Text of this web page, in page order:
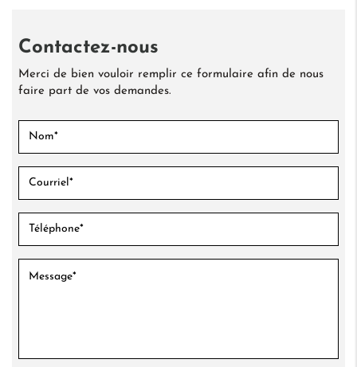
Contactez-nous
Merci de bien vouloir remplir ce formulaire afin de nous
faire part de vos demandes.